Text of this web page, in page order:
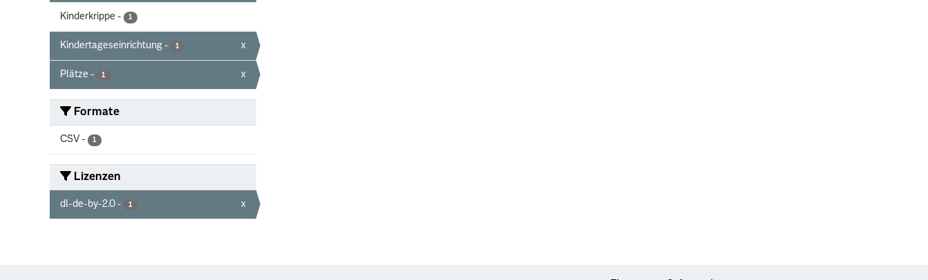
Kinderkrippe - 1
Kindertageseinrichtung - 1 x
Plätze - 1 x
Formate
CSV - 1
Lizenzen
dl-de-by-2.0 - 1 x